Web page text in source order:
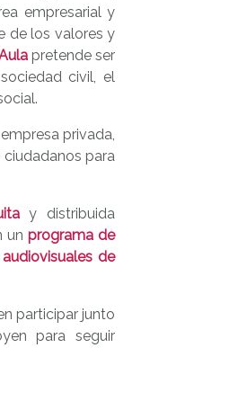
empresarial y
de los valores y
pretende ser
civil, el
privada,
para
y distribuida
unprograma de
de
participar junto
para seguir